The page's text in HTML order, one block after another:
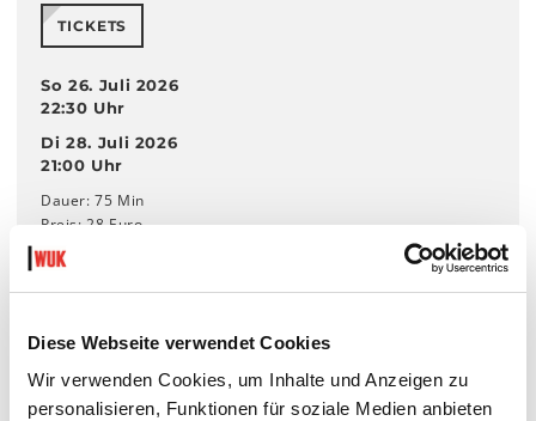
Diese Webseite verwendet Cookies
Wir verwenden Cookies, um Inhalte und Anzeigen zu
personalisieren, Funktionen für soziale Medien anbieten
TICKETS
So 26. Juli 2026
22:30 Uhr
Di 28. Juli 2026
21:00 Uhr
Dauer: 75 Min
Preis: 28 Euro
Ermäßigt: 23 Euro
Empfohlen ab 16 Jahren.
Diese Performance enthält Theaternebel und laute Musik.